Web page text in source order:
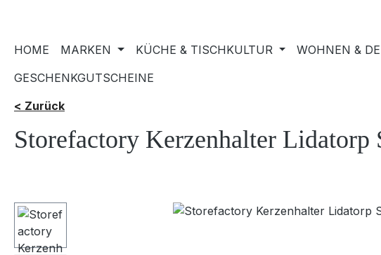
HOME MARKEN KÜCHE & TISCHKULTUR WOHNEN &
GESCHENKGUTSCHEINE
< Zurück
Storefactory Kerzenhalter Lidatorp
Bildergalerie überspringen